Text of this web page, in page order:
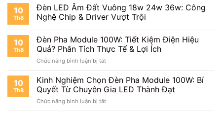
Bước
Chi
Sáng
Mạnh
Bỉ
Mọi
Trình
Thành
Đạt
Pha
Module
100W:
Xa
Bao
Nhiêu
Mét?
Mã
Khoảng
&
10
Th8
Đèn LED Âm Đất Vuông 18w 24w 36w: Công
Nghệ Chip & Driver Vượt Trội
10
Th8
Đèn Pha Module 100W: Tiết Kiệm Điện Hiệu
Quả? Phân Tích Thực Tế & Lợi Ích
Chức năng bình luận bị tắtở
Pha
Module
100W:
Tiết
10
Th8
Kinh Nghiệm Chọn Đèn Pha Module 100W: Bí
Quyết Từ Chuyên Gia LED Thành Đạt
Chức năng bình luận bị tắtở